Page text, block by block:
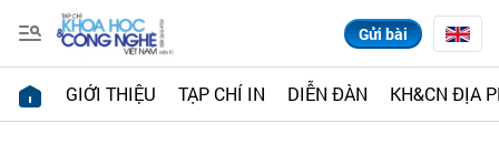
Gửi bài
GIỚI THIỆU TẠP CHÍ IN DIỄN ĐÀN KH&CN ĐỊA